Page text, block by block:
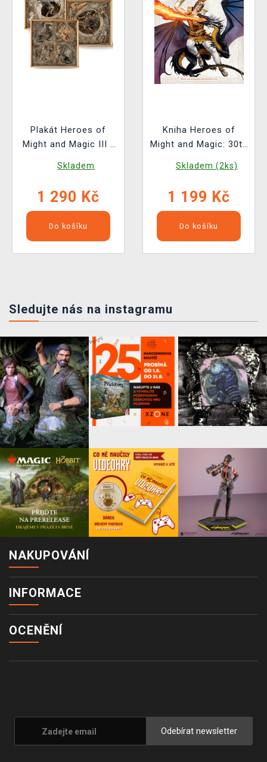
Plakát Heroes of
Might and Magic III -
Archdevil (sada 3
Skladem
1 290 Kč
Do košíku
Kniha Heroes of
Might and Magic: 30th
Retrospective
Skladem (2ks)
1 199 Kč
Do košíku
Sledujte nás na instagramu
NAKUPOVÁNÍ
INFORMACE
OCENĚNÍ
Odebírat newsletter